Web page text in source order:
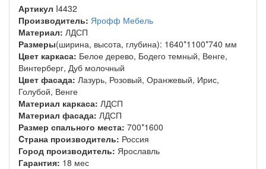
Артикул I4432
Производитель: Ярофф Мебель
Материал: ЛДСП
Размеры(ширина, высота, глубина): 1640*1100*740 мм
Цвет каркаса: Белое дерево, Бодего темный, Венге,
Винтерберг, Дуб молочный
Цвет фасада: Лазурь, Розовый, Оранжевый, Ирис,
Голубой, Венге
Материал каркаса: ЛДСП
Материал фасада: ЛДСП
Размер спального места: 700*1600
Cтрана производитель: Россия
Город производитель: Ярославль
Гарантия: 18 мес